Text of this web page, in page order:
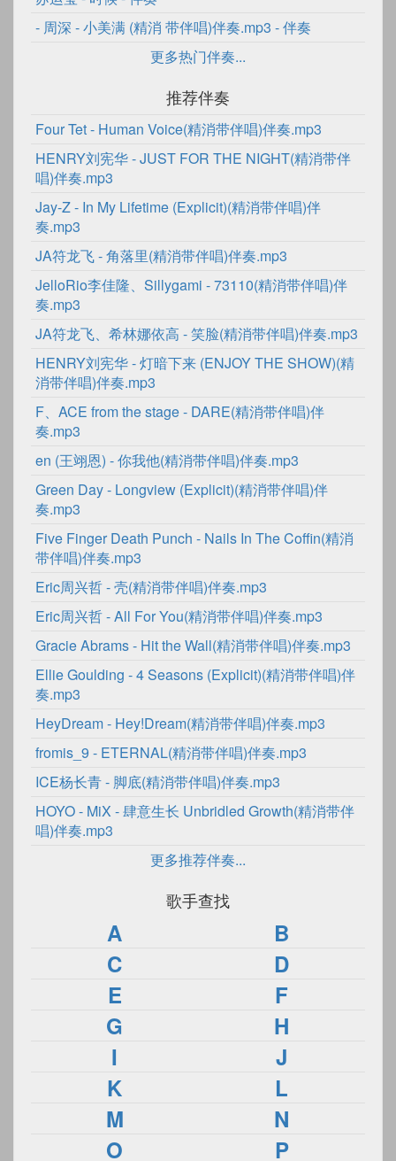
- 周深 - 小美满 (精消 带伴唱)伴奏.mp3 - 伴奏
更多热门伴奏...
推荐伴奏
Four Tet - Human Voice(精消带伴唱)伴奏.mp3
HENRY刘宪华 - JUST FOR THE NIGHT(精消带伴
唱)伴奏.mp3
Jay-Z - In My Lifetime (Explicit)(精消带伴唱)伴
奏.mp3
JA符龙飞 - 角落里(精消带伴唱)伴奏.mp3
JelloRio李佳隆、Sillygami - 73110(精消带伴唱)伴
奏.mp3
JA符龙飞、希林娜依高 - 笑脸(精消带伴唱)伴奏.mp3
HENRY刘宪华 - 灯暗下来 (ENJOY THE SHOW)(精
消带伴唱)伴奏.mp3
F、ACE from the stage - DARE(精消带伴唱)伴
奏.mp3
en (王翊恩) - 你我他(精消带伴唱)伴奏.mp3
Green Day - Longview (Explicit)(精消带伴唱)伴
奏.mp3
Five Finger Death Punch - Nails In The Coffin(精消
带伴唱)伴奏.mp3
Eric周兴哲 - 壳(精消带伴唱)伴奏.mp3
Eric周兴哲 - All For You(精消带伴唱)伴奏.mp3
Gracie Abrams - Hit the Wall(精消带伴唱)伴奏.mp3
Ellie Goulding - 4 Seasons (Explicit)(精消带伴唱)伴
奏.mp3
HeyDream - Hey!Dream(精消带伴唱)伴奏.mp3
fromis_9 - ETERNAL(精消带伴唱)伴奏.mp3
ICE杨长青 - 脚底(精消带伴唱)伴奏.mp3
HOYO - MiX - 肆意生长 Unbridled Growth(精消带伴
唱)伴奏.mp3
更多推荐伴奏...
歌手查找
A
B
C
D
E
F
G
H
I
J
K
L
M
N
O
P